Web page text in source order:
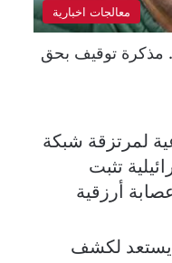
معالجات اخبارية
مذكرة توقيف بحق
لمرتزقة شبكة
تثبت
أرزقية
يستعد لكشف